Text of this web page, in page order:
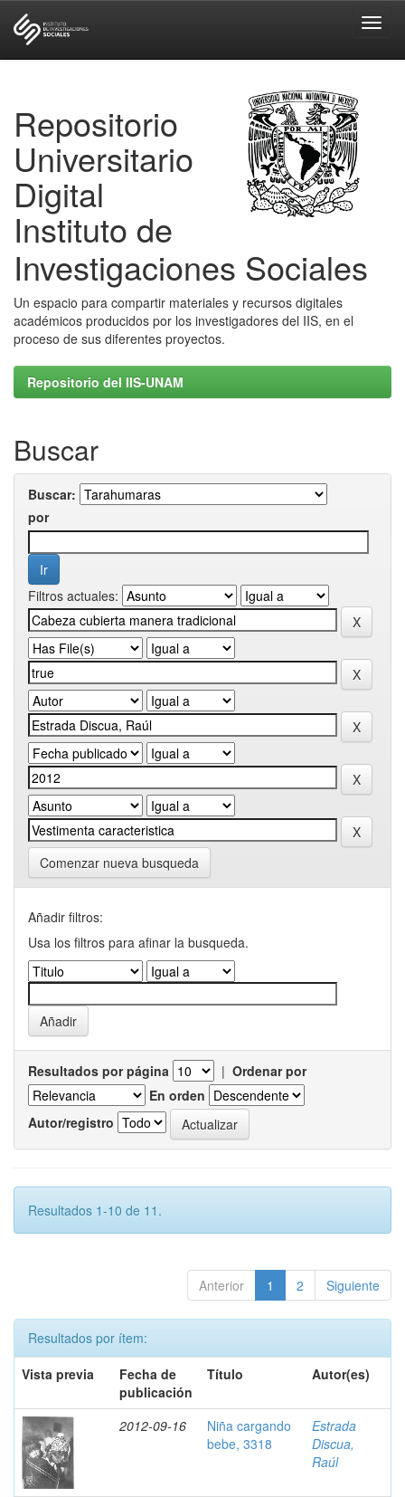
Repositorio
Universitario
Digital
Instituto de
Investigaciones Sociales
Un espacio para compartir materiales y recursos digitales
académicos producidos por los investigadores del IIS, en el
proceso de sus diferentes proyectos.
Repositorio del IIS-UNAM
Buscar
Buscar:
por
Filtros actuales:
Comenzar nueva busqueda
Añadir filtros:
Usa los filtros para afinar la busqueda.
Resultados por página | Ordenar por
En orden
Autor/registro
Resultados 1-10 de 11.
Anterior 1 2 Siguiente
Resultados por ítem:
Vista previa
Fecha de
publicación
Título Autor(es)
2012-09-16
Niña cargando
bebe, 3318
Estrada
Discua,
Raúl